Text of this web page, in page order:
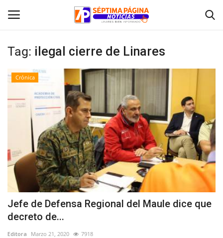
Crónica
Policial
Tribunales
Deporte
Política
Espectáculos
Tag: ilegal cierre de Linares
Crónica
Jefe de Defensa Regional del Maule dice que
decreto de...
Editora Marzo 21, 2020 7918